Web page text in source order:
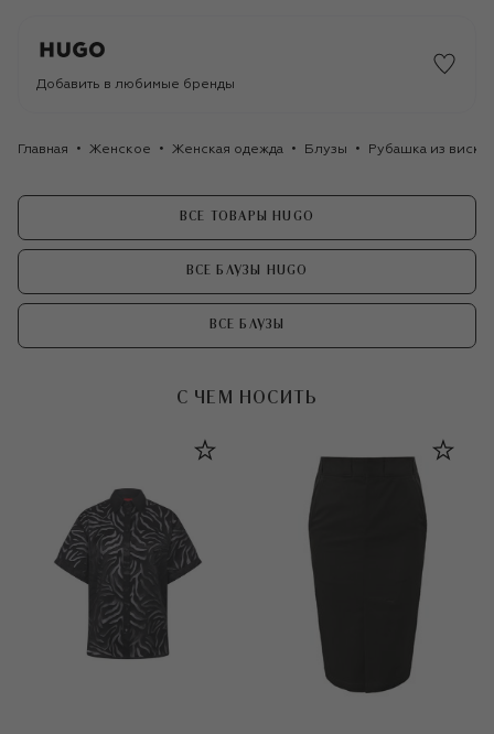
Добавить в любимые бренды
Главная Женское Женская одежда Блузы Рубашка из
ВСЕ ТОВАРЫ HUGO
ВСЕ БЛУЗЫ HUGO
ВСЕ БЛУЗЫ
С ЧЕМ НОСИТЬ